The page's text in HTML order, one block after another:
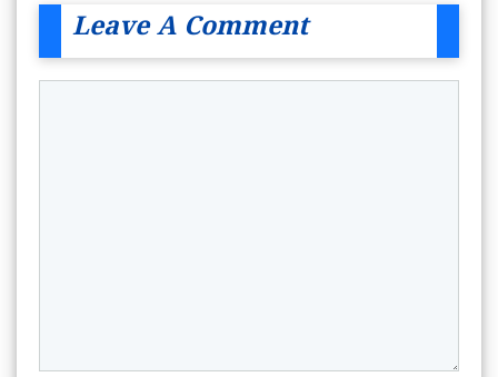
Leave A Comment